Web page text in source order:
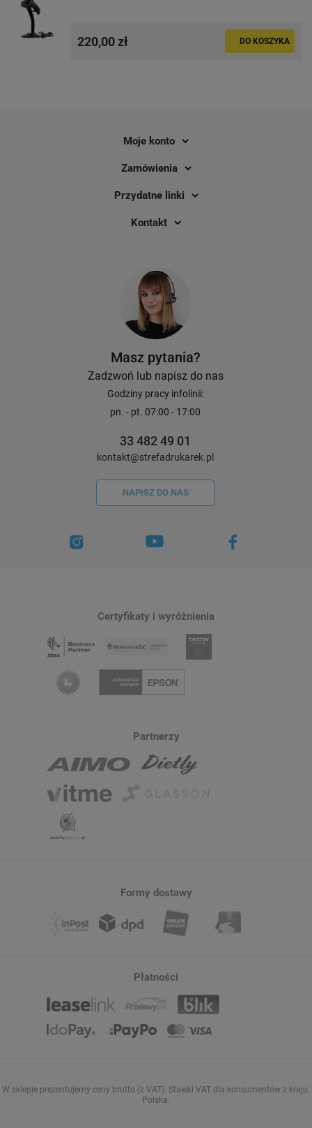
220,00 zł DO KOSZYKA
Moje konto
Zamówienia
Przydatne linki
Kontakt
Masz pytania?
Zadzwoń lub napisz do nas
Godziny pracy infolinii:
pn. - pt. 07:00 - 17:00
33 482 49 01
kontakt@strefadrukarek.pl
NAPISZ DO NAS
Certyfikaty i wyróżnienia
Partnerzy
Formy dostawy
Płatności
W sklepie prezentujemy ceny brutto (z VAT). Stawki VAT dla konsumentów z kraju:
Polska